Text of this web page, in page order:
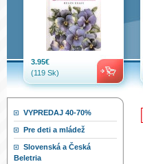
3.95€
(119 Sk)
VYPREDAJ 40-70%
Pre deti a mládež
Slovenská a Česká
Beletria